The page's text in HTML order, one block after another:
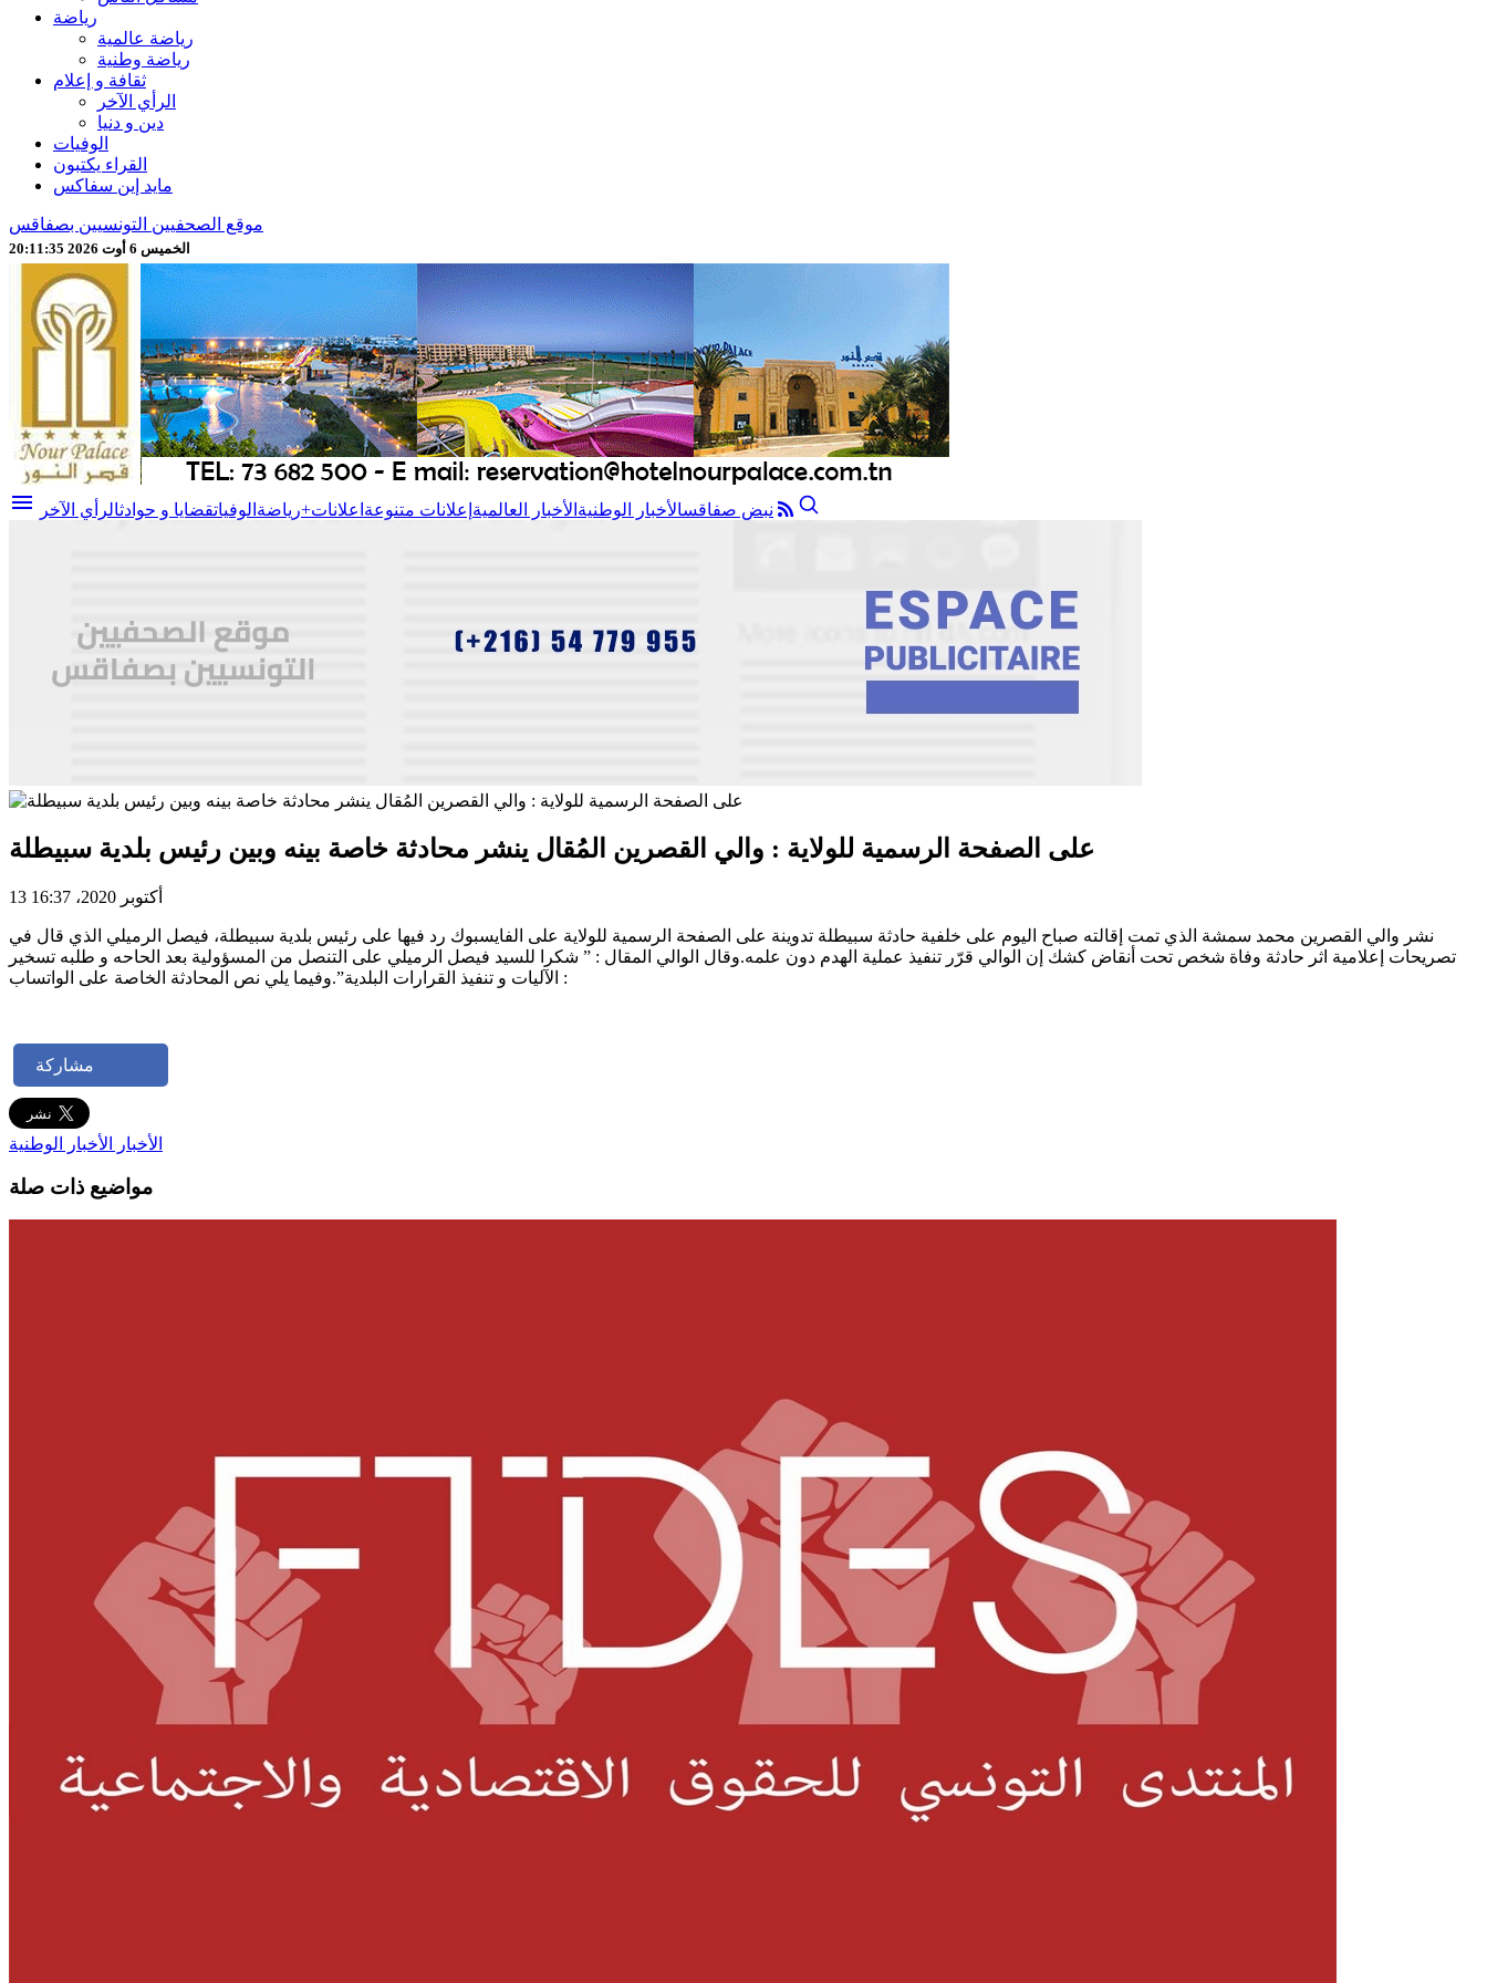
رياضة
رياضة عالمية
رياضة وطنية
ثقافة و إعلام
الرأي الآخر
دين و دنيا
الوفيات
القراء يكتبون
مايد إين سفاكس
موقع الصحفيين التونسيين بصفاقس
الخميس 6 أوت 2026 20:11:37
menu نبض صفاقسالأخبار الوطنية الأخبار العالمية إعلانات متنوعة اعلانات+رياضة الوفياتقضايا و حوادثالرأي الآخر
على الصفحة الرسمية للولاية : والي القصرين المُقال ينشر محادثة خاصة بينه وبين رئيس بلدية سبيطلة
13 أكتوبر 2020، 16:37
نشر والي القصرين محمد سمشة الذي تمت إقالته صباح اليوم على خلفية حادثة سبيطلة تدوينة على الصفحة الرسمية للولاية على الفايسبوك رد فيها على رئيس بلدية سبيطلة، فيصل الرميلي الذي قال في
تصريحات إعلامية اثر حادثة وفاة شخص تحت أنقاض كشك إن الوالي قرّر تنفيذ عملية الهدم دون علمه.وقال الوالي المقال : ” شكرا للسيد فيصل الرميلي على التنصل من المسؤولية بعد الحاحه و طلبه تسخير
الآليات و تنفيذ القرارات البلدية”.وفيما يلي نص المحادثة الخاصة على الواتساب :
مشاركة
الأخبار الأخبار الوطنية
مواضيع ذات صلة